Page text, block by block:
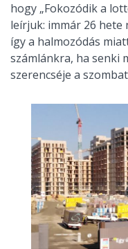
hogy „Fokozódik a
leírjuk: immár 26 hete
így a halmozódás
számlánkra, ha senki
szerencséje a